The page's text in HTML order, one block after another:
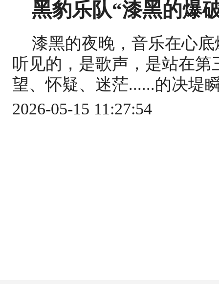
黑豹乐队“漆黑的爆
漆黑的夜晚，音乐在心
听见的，是歌声，是站在
望、怀疑、迷茫......的决堤
2026-05-15 11:27:54